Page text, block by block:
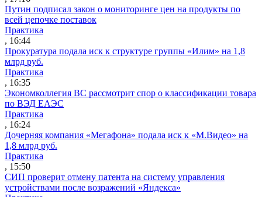
Путин подписал закон о мониторинге цен на продукты по
всей цепочке поставок
Практика
, 16:44
Прокуратура подала иск к структуре группы «Илим» на 1,8
млрд руб.
Практика
, 16:35
Экономколлегия ВС рассмотрит спор о классификации товара
по ВЭД ЕАЭС
Практика
, 16:24
Дочерняя компания «Мегафона» подала иск к «М.Видео» на
1,8 млрд руб.
Практика
, 15:50
СИП проверит отмену патента на систему управления
устройствами после возражений «Яндекса»